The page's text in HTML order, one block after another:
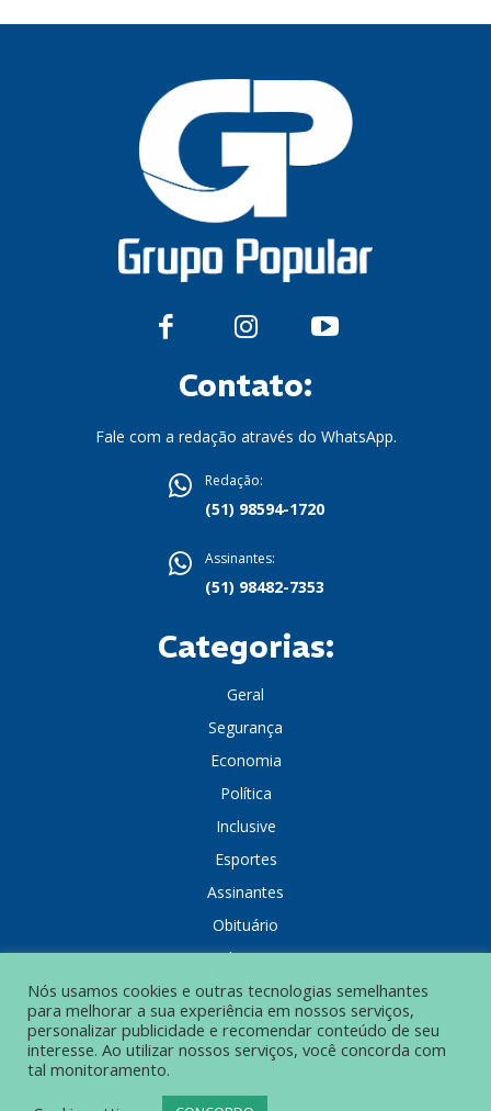
Contato:
Fale com a redação através do WhatsApp.
Redação:
(51) 98594-1720
Assinantes:
(51) 98482-7353
Categorias:
Geral
Segurança
Economia
Política
Inclusive
Esportes
Assinantes
Obituário
Colunistas
POLÍTICA DE PRIVACIDADE
Nós usamos cookies e outras tecnologias semelhantes
para melhorar a sua experiência em nossos serviços,
personalizar publicidade e recomendar conteúdo de seu
interesse. Ao utilizar nossos serviços, você concorda com
tal monitoramento.